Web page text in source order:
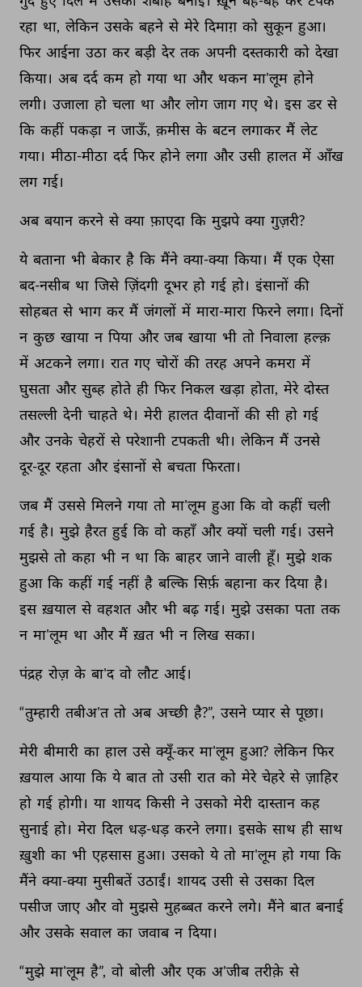
रहा था, लेकिन उसके बहने से मेरे दिमाग़ को सुकून हुआ।
फिर आईना उठा कर बड़ी देर तक अपनी दस्तकारी को देखा
किया। अब दर्द कम हो गया था और थकन मा'लूम होने
लगी। उजाला हो चला था और लोग जाग गए थे। इस डर से
कि कहीं पकड़ा न जाऊँ, क़मीस के बटन लगाकर मैं लेट
गया। मीठा-मीठा दर्द फिर होने लगा और उसी हालत में आँख
लग गई।
अब बयान करने से क्या फ़ाएदा कि मुझपे क्या गुज़री?
ये बताना भी बेकार है कि मैंने क्या-क्या किया। मैं एक ऐसा
बद-नसीब था जिसे ज़िंदगी दूभर हो गई हो। इंसानों की
सोहबत से भाग कर मैं जंगलों में मारा-मारा फिरने लगा। दिनों
न कुछ खाया न पिया और जब खाया भी तो निवाला हल्क़
में अटकने लगा। रात गए चोरों की तरह अपने कमरा में
घुसता और सुब्ह होते ही फिर निकल खड़ा होता, मेरे दोस्त
तसल्ली देनी चाहते थे। मेरी हालत दीवानों की सी हो गई
और उनके चेहरों से परेशानी टपकती थी। लेकिन मैं उनसे
दूर-दूर रहता और इंसानों से बचता फिरता।
जब मैं उससे मिलने गया तो मा'लूम हुआ कि वो कहीं चली
गई है। मुझे हैरत हुई कि वो कहाँ और क्यों चली गई। उसने
मुझसे तो कहा भी न था कि बाहर जाने वाली हूँ। मुझे शक
हुआ कि कहीं गई नहीं है बल्कि सिर्फ़ बहाना कर दिया है।
इस ख़याल से वहशत और भी बढ़ गई। मुझे उसका पता तक
न मा'लूम था और मैं ख़त भी न लिख सका।
पंद्रह रोज़ के बा'द वो लौट आई।
“तुम्हारी तबीअ'त तो अब अच्छी है?”, उसने प्यार से पूछा।
मेरी बीमारी का हाल उसे क्यूँ-कर मा'लूम हुआ? लेकिन फिर
ख़याल आया कि ये बात तो उसी रात को मेरे चेहरे से ज़ाहिर
हो गई होगी। या शायद किसी ने उसको मेरी दास्तान कह
सुनाई हो। मेरा दिल धड़-धड़ करने लगा। इसके साथ ही साथ
ख़ुशी का भी एहसास हुआ। उसको ये तो मा'लूम हो गया कि
मैंने क्या-क्या मुसीबतें उठाईं। शायद उसी से उसका दिल
पसीज जाए और वो मुझसे मुहब्बत करने लगे। मैंने बात बनाई
और उसके सवाल का जवाब न दिया।
“मुझे मा'लूम है”, वो बोली और एक अ'जीब तरीक़े से